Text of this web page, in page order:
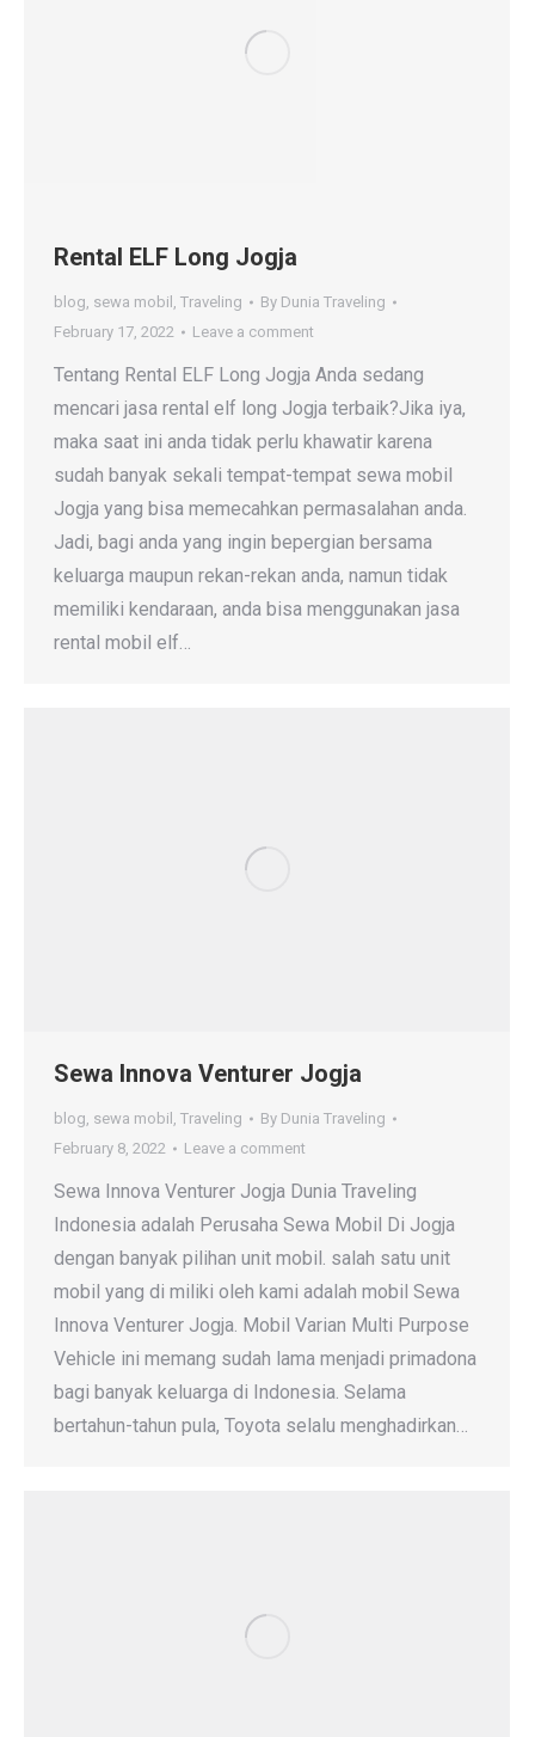
Rental ELF Long Jogja
blog, sewa mobil , Traveling By Dunia Traveling
February 17, 2022
Leave a comment
Tentang Rental ELF Long Jogja Anda sedang
mencari jasa rental elf long Jogja terbaik?Jika iya,
maka saat ini anda tidak perlu khawatir karena
sudah banyak sekali tempat-tempat sewa mobil
Jogja yang bisa memecahkan permasalahan anda.
Jadi, bagi anda yang ingin bepergian bersama
keluarga maupun rekan-rekan anda, namun tidak
memiliki kendaraan, anda bisa menggunakan jasa
rental mobil elf…
Sewa Innova Venturer Jogja
blog, sewa mobil , Traveling By Dunia Traveling
February 8, 2022
Leave a comment
Sewa Innova Venturer Jogja Dunia Traveling
Indonesia adalah Perusaha Sewa Mobil Di Jogja
dengan banyak pilihan unit mobil. salah satu unit
mobil yang di miliki oleh kami adalah mobil Sewa
Innova Venturer Jogja. Mobil Varian Multi Purpose
Vehicle ini memang sudah lama menjadi primadona
bagi banyak keluarga di Indonesia. Selama
bertahun-tahun pula, Toyota selalu menghadirkan…